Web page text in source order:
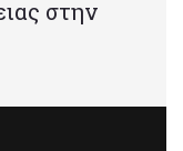
στην